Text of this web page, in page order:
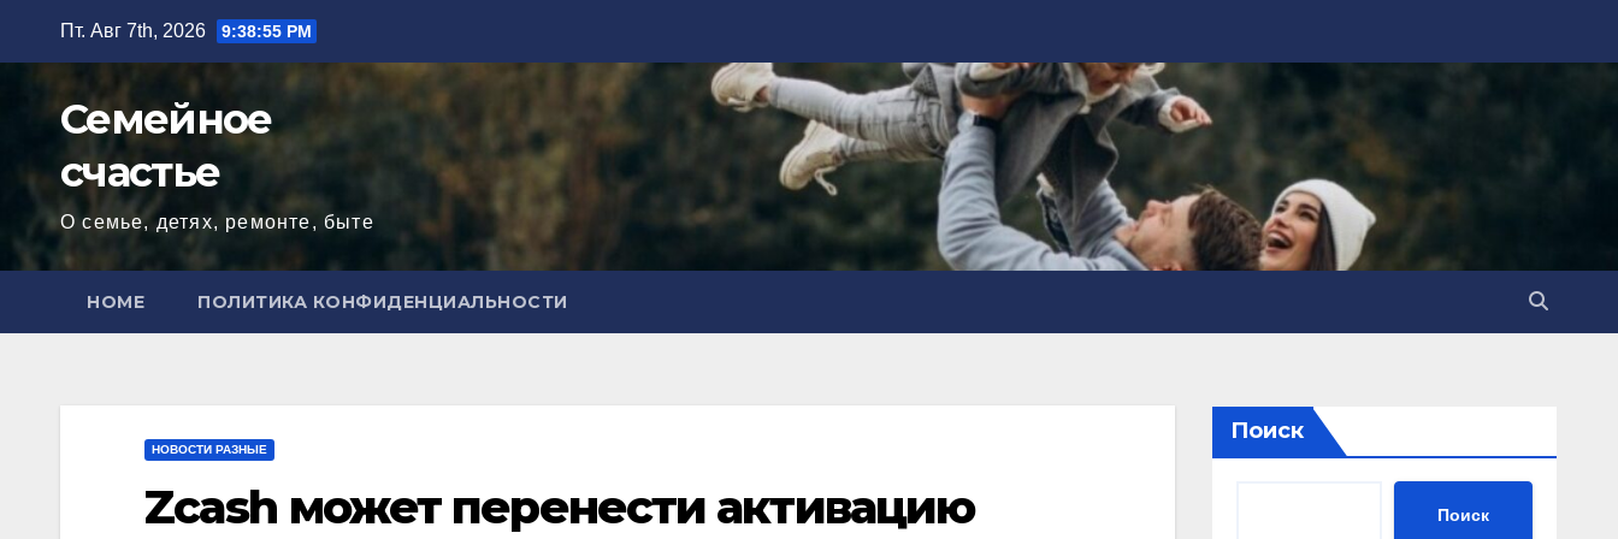
содержимому
Пт. Авг 7th, 2026 9:38:56 PM
Семейное
счастье
О семье, детях, ремонте, быте
HOME ПОЛИТИКА КОНФИДЕНЦИАЛЬНОСТИ
НОВОСТИ РАЗНЫЕ
Zcash может перенести активацию
Поиск
Поиск